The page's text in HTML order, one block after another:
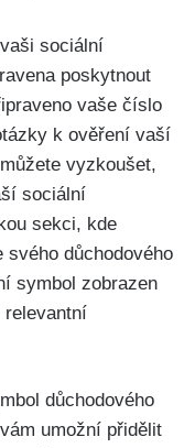
sociální
poskytnout
vaše číslo
k ověření vaší
vyzkoušet,
sociální
sekci, kde
důchodového
symbol zobrazen
relevantní
důchodového
umožní přidělit